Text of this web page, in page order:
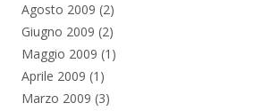
Agosto 2009 (2)
Giugno 2009 (2)
Maggio 2009 (1)
Aprile 2009 (1)
Marzo 2009 (3)